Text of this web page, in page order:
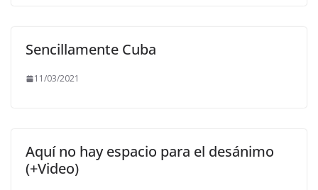
Sencillamente Cuba
11/03/2021
Aquí no hay espacio para el desánimo
(+Video)